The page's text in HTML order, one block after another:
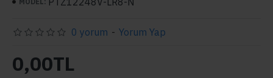
0 yorum - Yorum Yap
0,00TL